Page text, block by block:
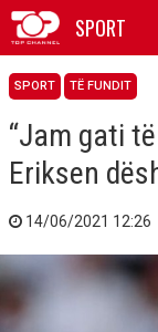
SPORT
SPORT TË FUNDIT
“Jam gati
Eriksen
14/06/2021 12:26